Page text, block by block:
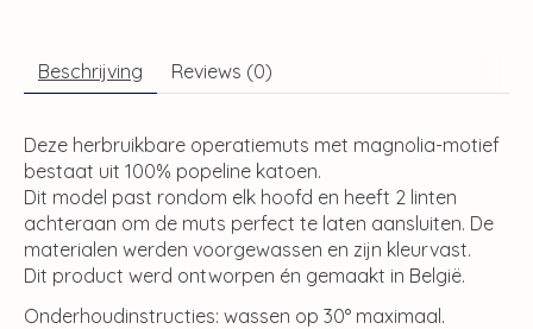
Beschrijving Reviews (0)
Deze herbruikbare operatiemuts met magnolia-motief
bestaat uit 100% popeline katoen.
Dit model past rondom elk hoofd en heeft 2 linten
achteraan om de muts perfect te laten aansluiten. De
materialen werden voorgewassen en zijn kleurvast.
Dit product werd ontworpen én gemaakt in België.
Onderhoudinstructies: wassen op 30° maximaal.